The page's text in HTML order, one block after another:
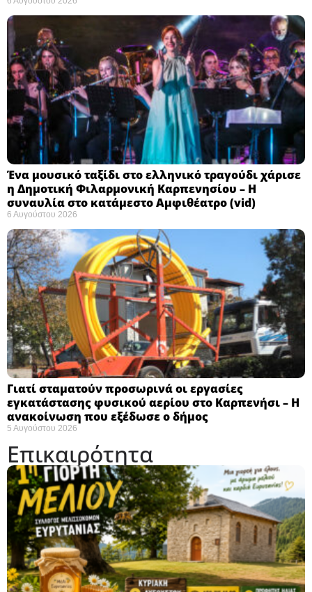
Ένα μουσικό ταξίδι στο ελληνικό τραγούδι χάρισε
η Δημοτική Φιλαρμονική Καρπενησίου – Η
συναυλία στο κατάμεστο Αμφιθέατρο (vid)
6 Αυγούστου 2026
Γιατί σταματούν προσωρινά οι εργασίες
εγκατάστασης φυσικού αερίου στο Καρπενήσι – Η
ανακοίνωση που εξέδωσε ο δήμος
5 Αυγούστου 2026
Επικαιρότητα